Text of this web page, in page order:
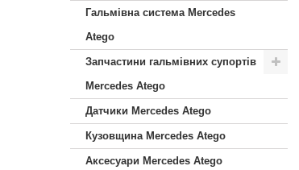
Гальмівна система Mercedes
Atego
Запчастини гальмівних супортів
Mercedes Atego
Датчики Mercedes Atego
Кузовщина Mercedes Atego
Аксесуари Mercedes Atego